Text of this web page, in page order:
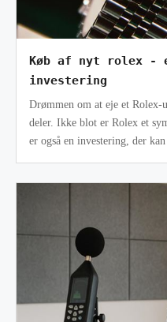
Køb af nyt rolex -
investering
Drømmen om at eje et Rolex-
deler. Ikke blot er Rolex et
er også en investering, der